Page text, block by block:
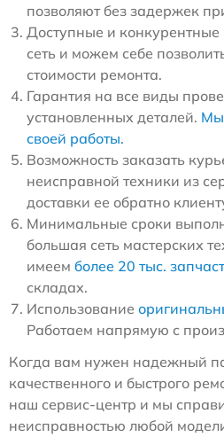
позволяют без задержек
Доступные и
сеть и можем себе
стоимости ремонта.
Гарантия на все виды
установленных деталей. Мы
своей работы.
Возможность заказать
неисправной техники из
доставки ее обратно
Минимальные сроки
большая сеть мастерских
имеем более 20 тыс.
складах.
Использование
Работаем напрямую с
Когда вам нужен надежный
качественного и быстрого
наш сервис-центр и мы
неисправностью любой